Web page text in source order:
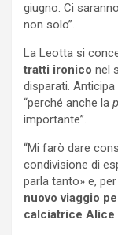
giugno. Ci
non solo”.
La Leotta si
tratti ironico nel
disparati. Anticipa
“perché anche la
importante”.
“Mi farò dare
condivisione di
parla tanto» e, per
nuovo viaggio
calciatrice Alice